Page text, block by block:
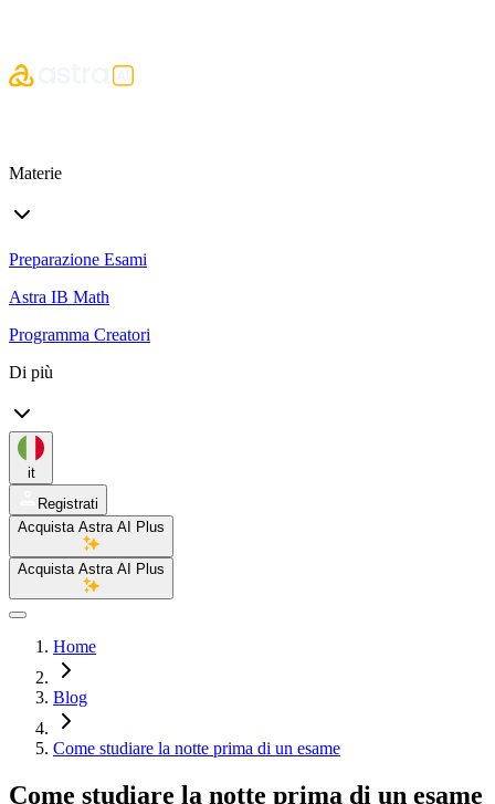
Materie
Preparazione Esami
Astra IB Math
Programma Creatori
Di più
it
Registrati
Acquista Astra AI Plus
Acquista Astra AI Plus
Home
Blog
Come studiare la notte prima di un esame
Come studiare la notte prima di un esame